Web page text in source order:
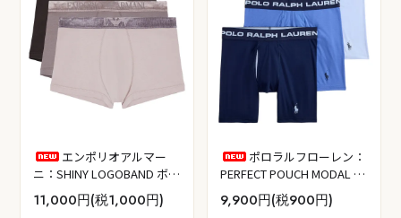
エンポリオアルマー
ニ：SHINY LOGOBAND ボク
サーパンツ 3PK (モール／ア
イアン／ファウム)
11,000円(税1,000円)
ポロラルフローレン：
PERFECT POUCH MODAL ボ
クサーブリーフ 3PK (クルー
ズネイビー／スコッツデー
9,900円(税900円)